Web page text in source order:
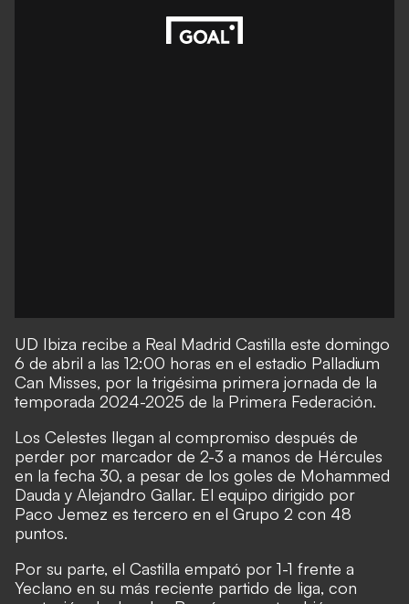
UD Ibiza recibe a Real Madrid Castilla este domingo
6 de abril a las 12:00 horas en el estadio Palladium
Can Misses, por la trigésima primera jornada de la
temporada 2024-2025 de la Primera Federación.
Los Celestes llegan al compromiso después de
perder por marcador de 2-3 a manos de Hércules
en la fecha 30, a pesar de los goles de Mohammed
Dauda y Alejandro Gallar. El equipo dirigido por
Paco Jemez es tercero en el Grupo 2 con 48
puntos.
Por su parte, el Castilla empató por 1-1 frente a
Yeclano en su más reciente partido de liga, con